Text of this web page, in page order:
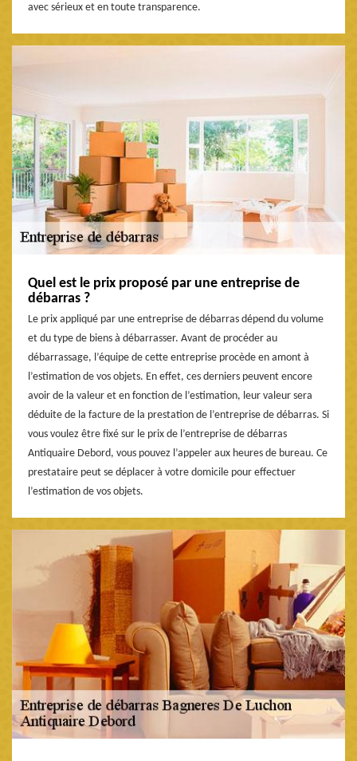
avec sérieux et en toute transparence.
Quel est le prix proposé par une entreprise de
débarras ?
Le prix appliqué par une entreprise de débarras dépend du volume
et du type de biens à débarrasser. Avant de procéder au
débarrassage, l’équipe de cette entreprise procède en amont à
l’estimation de vos objets. En effet, ces derniers peuvent encore
avoir de la valeur et en fonction de l’estimation, leur valeur sera
déduite de la facture de la prestation de l’entreprise de débarras. Si
vous voulez être fixé sur le prix de l’entreprise de débarras
Antiquaire Debord, vous pouvez l’appeler aux heures de bureau. Ce
prestataire peut se déplacer à votre domicile pour effectuer
l’estimation de vos objets.